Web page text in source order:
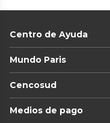
Centro de Ayuda
Mundo Paris
Cencosud
Medios de pago